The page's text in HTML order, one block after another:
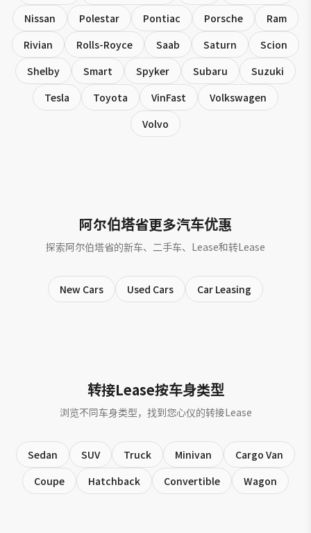
Nissan
Polestar Pontiac Porsche
Ram
Rivian
Rolls-Royce Saab Saturn
Scion
Shelby
Smart Spyker Subaru
Suzuki
Tesla
Toyota VinFast
Volkswagen
Volvo
阿尔伯塔省更多汽车优惠
探索阿尔伯塔省的新车、二手车、Lease和转Lease
New Cars Used Cars Car Leasing
转接Lease按车身类型
浏览不同车身类型，找到您心仪的转接Lease
Sedan SUV Truck Minivan
Cargo Van
Coupe
Hatchback Convertible Wagon